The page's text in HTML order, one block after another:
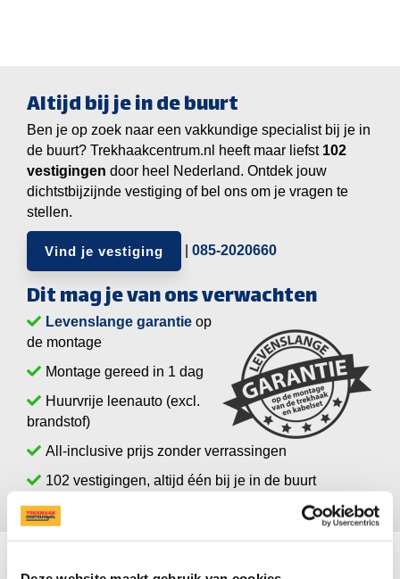
Altijd bij je in de buurt
Ben je op zoek naar een vakkundige specialist bij je in
de buurt? Trekhaakcentrum.nl heeft maar liefst
vestigingen door heel Nederland. Ontdek jouw
dichtstbijzijnde vestiging of bel ons om je vragen te
stellen.
Vind je vestiging 085-2020660
Dit mag je van ons verwachten
Levenslange garantie op
de montage
Montage gereed in 1 dag
Huurvrije leenauto (excl.
brandstof)
All-inclusive prijs zonder verrassingen
vestigingen, altijd één bij je in de buurt